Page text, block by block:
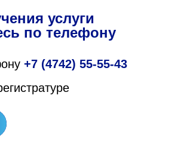
услуги
по телефону
+7 (4742) 55-55-43